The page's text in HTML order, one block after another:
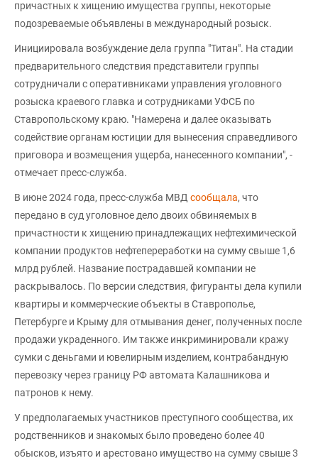
причастных к хищению имущества группы, некоторые
подозреваемые объявлены в международный розыск.
Инициировала возбуждение дела группа "Титан". На стадии
предварительного следствия представители группы
сотрудничали с оперативниками управления уголовного
розыска краевого главка и сотрудниками УФСБ по
Ставропольскому краю. "Намерена и далее оказывать
содействие органам юстиции для вынесения справедливого
приговора и возмещения ущерба, нанесенного компании", -
отмечает пресс-служба.
В июне 2024 года, пресс-служба МВД сообщала, что
передано в суд уголовное дело двоих обвиняемых в
причастности к хищению принадлежащих нефтехимической
компании продуктов нефтепереработки на сумму свыше 1,6
млрд рублей. Название пострадавшей компании не
раскрывалось. По версии следствия, фигуранты дела купили
квартиры и коммерческие объекты в Ставрополье,
Петербурге и Крыму для отмывания денег, полученных после
продажи украденного. Им также инкриминировали кражу
сумки с деньгами и ювелирным изделием, контрабандную
перевозку через границу РФ автомата Калашникова и
патронов к нему.
У предполагаемых участников преступного сообщества, их
родственников и знакомых было проведено более 40
обысков, изъято и арестовано имущество на сумму свыше 3